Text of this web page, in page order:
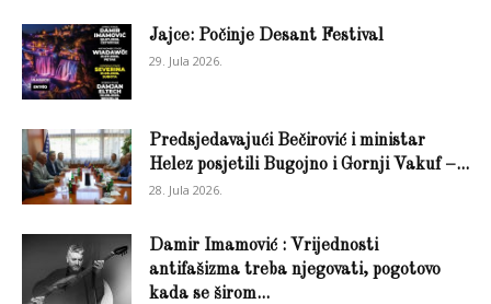
Jajce: Počinje Desant Festival
29. Jula 2026.
Predsjedavajući Bečirović i ministar
Helez posjetili Bugojno i Gornji Vakuf –...
28. Jula 2026.
Damir Imamović : Vrijednosti
antifašizma treba njegovati, pogotovo
kada se širom...